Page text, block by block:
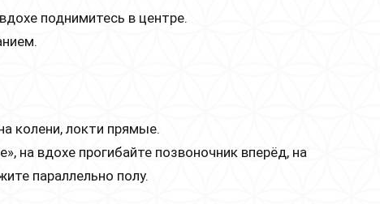
поднимитесь в центре.
колени, локти прямые.
на вдохе прогибайте позвоночник вперёд, на
параллельно полу.